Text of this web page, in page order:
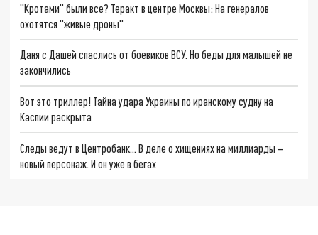
"Кротами" были все? Теракт в центре Москвы: На генералов
охотятся "живые дроны"
Даня с Дашей спаслись от боевиков ВСУ. Но беды для малышей не
закончились
Вот это триллер! Тайна удара Украины по иранскому судну на
Каспии раскрыта
Следы ведут в Центробанк… В деле о хищениях на миллиарды –
новый персонаж. И он уже в бегах